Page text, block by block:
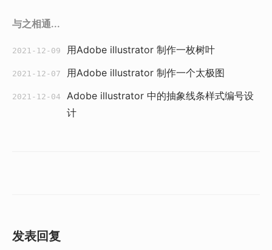
与之相通...
2021-12-09 用Adobe illustrator 制作一枚树叶
2021-12-07 用Adobe illustrator 制作一个太极图
2021-12-04
Adobe illustrator 中的抽象线条样式编号设
计
发表回复